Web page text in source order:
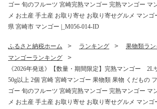
ゴー 旬のフルーツ 宮崎完熟マンゴー 完熟マンゴー マ
メ お土産 手土産 お取り寄せ お取り寄せグルメ マン
県 宮崎市 マンゴー |_M056-014-ID
ふるさと納税ホーム ランキング
果物類ラ
マンゴーランキング
《2026年発送》【数量・期間限定】完熟マンゴー 2L
50g以上 2個 宮崎 宮崎マンゴー 果物類 果物 くだもの
ゴー 旬のフルーツ 宮崎完熟マンゴー 完熟マンゴー マ
メ お土産 手土産 お取り寄せ お取り寄せグルメ マン